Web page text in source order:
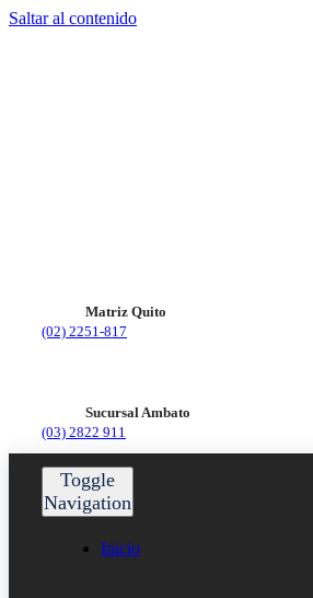
Saltar al contenido
Matriz Quito
(02) 2251-817
Sucursal Ambato
(03) 2822 911
Toggle
Navigation
Inicio